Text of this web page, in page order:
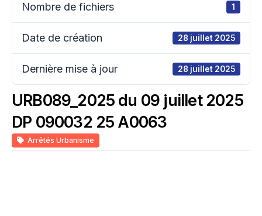
Nombre de fichiers 1
Date de création 28 juillet 2025
Dernière mise à jour 28 juillet 2025
URB089_2025 du 09 juillet 2025
DP 090032 25 A0063
Arrêtés Urbanisme